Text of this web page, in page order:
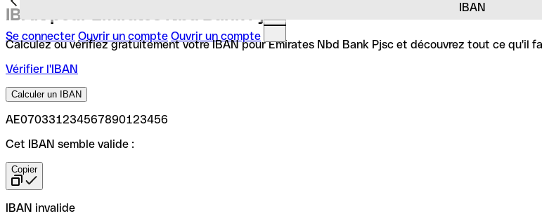
Se connecter Ouvrir un compte Ouvrir un compte
IBAN
IBAN pour Emirates Nbd Bank Pjsc
Calculez ou vérifiez gratuitement votre IBAN pour Emirates Nbd Bank Pjsc et découvrez tout ce qu'il
Vérifier l'IBAN
Calculer un IBAN
AE070331234567890123456
Cet IBAN semble valide :
Copier
IBAN invalide